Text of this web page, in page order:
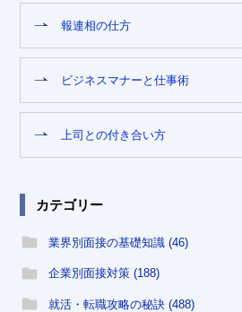
報連相の仕方
ビジネスマナーと仕事術
上司との付き合い方
カテゴリー
業界別面接の基礎知識 (46)
企業別面接対策 (188)
就活・転職攻略の秘訣 (488)